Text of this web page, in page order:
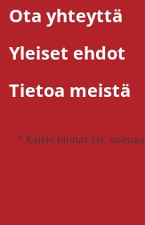
Ota yhteyttä
Yleiset ehdot
Tietoa meistä
* Kaikki hinnat sis.